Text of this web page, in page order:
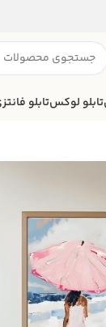
تابلو لوکستابلو